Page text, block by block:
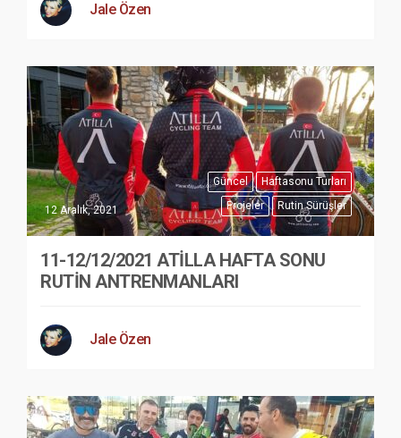
Jale Özen
Güncel
Haftasonu Turları
Projeler
Rutin Sürüşler
12 Aralık, 2021
11-12/12/2021 ATİLLA HAFTA SONU
RUTİN ANTRENMANLARI
Jale Özen